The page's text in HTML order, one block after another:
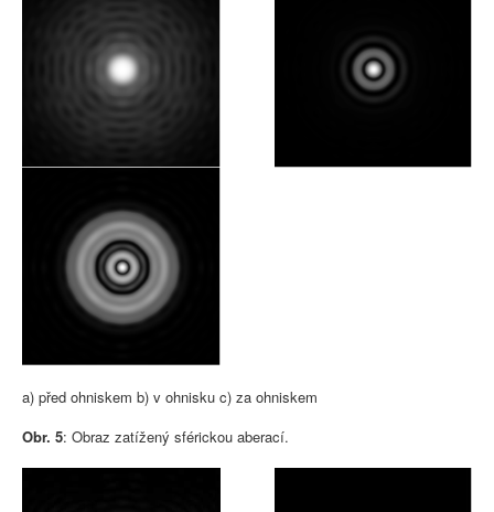
a) před ohniskem b) v ohnisku c) za ohniskem
Obr. 5: Obraz zatížený sférickou aberací.